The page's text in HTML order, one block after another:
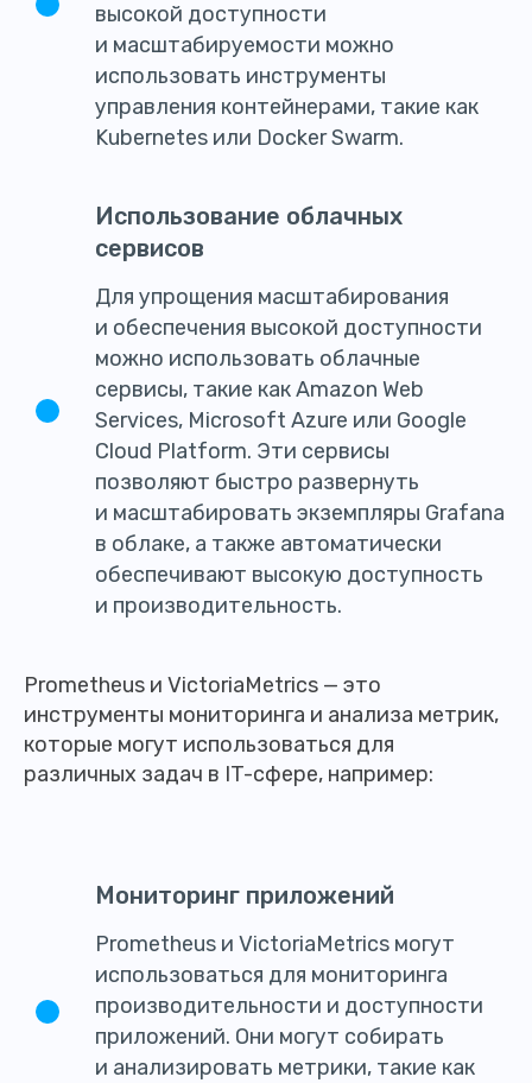
высокой доступности
и масштабируемости можно
использовать инструменты
управления контейнерами, такие как
Kubernetes или Docker Swarm.
Использование облачных
сервисов
Для упрощения масштабирования
и обеспечения высокой доступности
можно использовать облачные
сервисы, такие как Amazon Web
Services, Microsoft Azure или Google
Cloud Platform. Эти сервисы
позволяют быстро развернуть
и масштабировать экземпляры Grafana
в облаке, а также автоматически
обеспечивают высокую доступность
и производительность.
Prometheus и VictoriaMetrics — это
инструменты мониторинга и анализа метрик,
которые могут использоваться для
различных задач в IT-сфере, например:
Мониторинг приложений
Prometheus и VictoriaMetrics могут
использоваться для мониторинга
производительности и доступности
приложений. Они могут собирать
и анализировать метрики, такие как